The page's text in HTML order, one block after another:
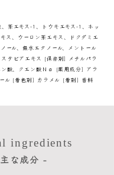
茶エキス-1、トウキエキス-1、ホッ
ス、ウーロン茶エキス、ドクダミエ
ール、無水エタノール、メントール
テビアエキス [保存剤] メチルパラ
酸、クエン酸Ｎａ [薬用成分] アラ
ル [着色剤] カラメル [着剤] 香料
ingredients
な成分 -